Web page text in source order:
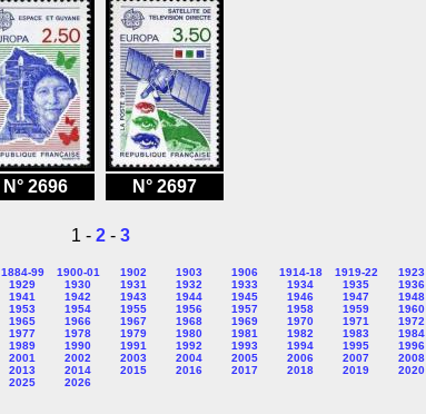
N° 2696 N° 2697
1 - 2- 3
1884-99 1900-01 1902 1903 1906 1914-18 1919-22
1923
1929 1930 1931 1932 1933 1934 1935
1936
1941 1942 1943 1944 1945 1946 1947
1948
1953 1954 1955 1956 1957 1958 1959
1960
1965 1966 1967 1968 1969 1970 1971
1972
1977 1978 1979 1980 1981 1982 1983
1984
1989 1990 1991 1992 1993 1994 1995
1996
2001 2002 2003 2004 2005 2006 2007
2008
2013 2014 2015 2016 2017 2018 2019
2020
2025 2026